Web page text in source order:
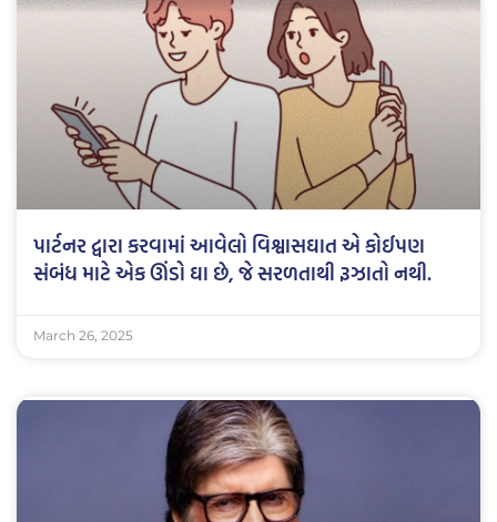
પાર્ટનર દ્વારા કરવામાં આવેલો વિશ્વાસઘાત એ કોઈપણ
સંબંધ માટે એક ઊંડો ઘા છે, જે સરળતાથી રૂઝાતો નથી.
March 26, 2025